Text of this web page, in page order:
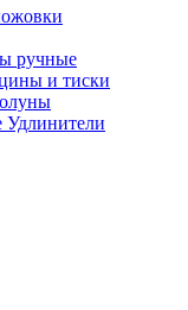
ручные
и тиски
Удлинители